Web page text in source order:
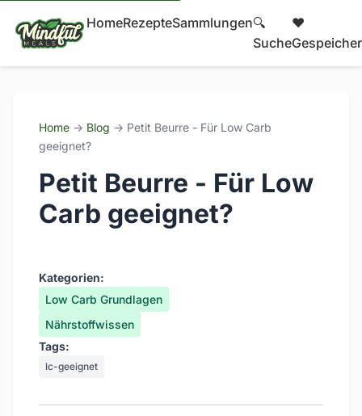
HomeRezepteSammlungen🔍
Suche
❤️
Home → Blog → Petit Beurre - Für Low Carb
geeignet?
Petit Beurre - Für Low
Carb geeignet?
Kategorien:
Low Carb Grundlagen
Nährstoffwissen
Tags:
lc-geeignet